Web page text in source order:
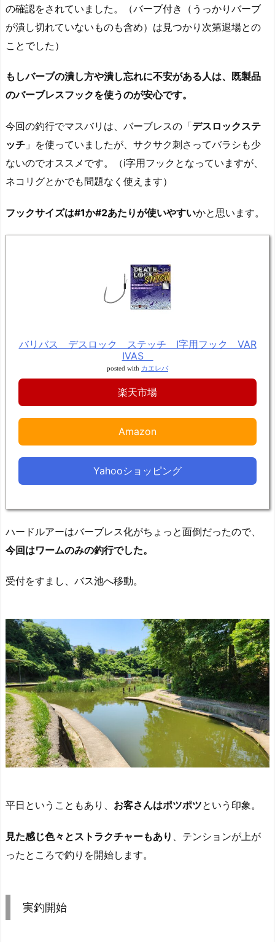
の確認をされていました。（バーブ付き（うっかりバーブ
が潰し切れていないものも含め）は見つかり次第退場との
ことでした）
もしバーブの潰し方や潰し忘れに不安がある人は、既製品
のバーブレスフックを使うのが安心です。
今回の釣行でマスバリは、バーブレスの「デスロックステ
ッチ 」を使っていましたが、サクサク刺さってバラシも少
ないのでオススメです。（i字用フックとなっていますが、
ネコリグとかでも問題なく使えます）
フックサイズは#1か#2あたりが使いやすいかと思います。
バリバス デスロック ステッチ I字用フック VAR
IVAS
posted with カエレバ
楽天市場
Amazon
Yahooショッピング
ハードルアーはバーブレス化がちょっと面倒だったので、
今回はワームのみの釣行でした。
受付をすまし、バス池へ移動。
平日ということもあり、 お客さんはポツポツという印象。
見た感じ色々とストラクチャーもあり
、テンションが上が
ったところで釣りを開始します。
実釣開始